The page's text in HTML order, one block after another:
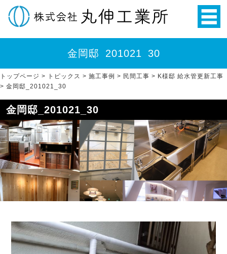
金岡邸_201021_30
トップページ > トピックス > 施工事例 > 民間工事 > K様邸 給水管更新工事
> 金岡邸_201021_30
金岡邸_201021_30